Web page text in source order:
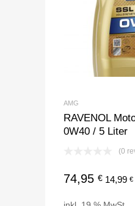
AMG
RAVENOL
0W40 / 5 Liter
(0
74,95 € 14,99 €